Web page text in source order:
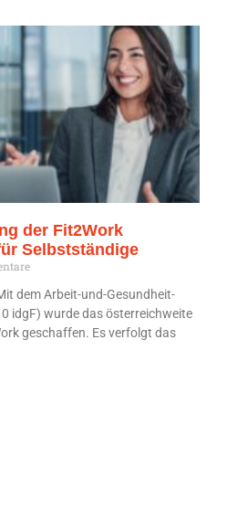
der Fit2Work
Selbstständige
dem Arbeit-und-Gesundheit-
idgF) wurde das österreichweite
geschaffen. Es verfolgt das